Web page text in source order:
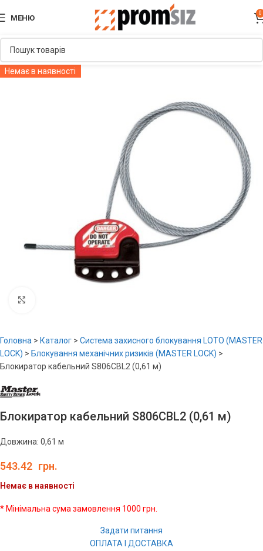
МЕНЮ
0
Немає в наявності
Головна > Каталог > Система захисного блокування LOTO (MASTER
LOCK) > Блокування механічних ризиків (MASTER LOCK) >
Блокиратор кабельний S806CBL2 (0,61 м)
Блокиратор кабельний S806CBL2 (0,61 м)
Довжина: 0,61 м
543.42 грн.
Немає в наявності
* Мінімальна сума замовлення 1000 грн.
Задати питання
ОПЛАТА І ДОСТАВКА